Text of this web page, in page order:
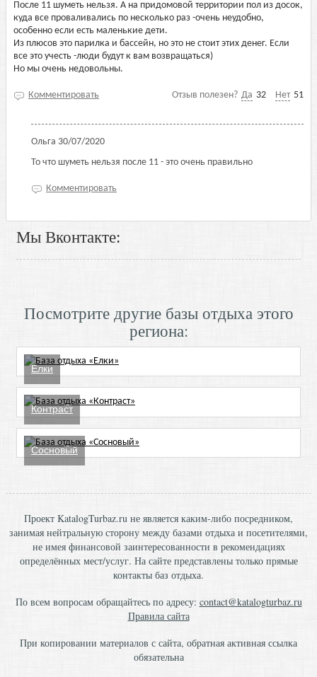
После 11 шуметь нельзя. А на придомовой территории пол из досок,
куда все проваливались по несколько раз -очень неудобно,
особенно если есть маленькие дети.
Из плюсов это парилка и бассейн, но это не стоит этих денег. Если
все это учесть -люди будут к вам возвращаться)
Но мы очень недовольны.
Отзыв полезен? Да 32 Нет 51
Комментировать
Ольга 30/07/2020
То что шуметь нельзя после 11 - это очень правильно
Комментировать
Мы Вконтакте:
Посмотрите другие базы отдыха этого
региона:
Елки
Контраст
Сосновый
Проект KatalogTurbaz.ru не является каким-либо посредником,
занимая нейтральную сторону между базами отдыха и посетителями,
не имея финансовой заинтересованности в рекомендациях
определённых мест/услуг. На сайте представлены только прямые
контакты баз отдыха.
По всем вопросам обращайтесь по адресу: contact@katalogturbaz.ru
Правила сайта
При копировании материалов с сайта, обратная активная ссылка
обязательна